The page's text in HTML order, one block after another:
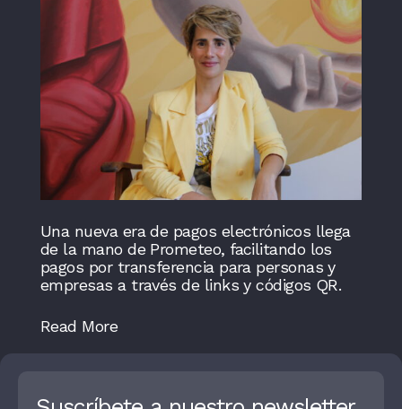
Una nueva era de pagos electrónicos llega
de la mano de Prometeo, facilitando los
pagos por transferencia para personas y
empresas a través de links y códigos QR.
Read More